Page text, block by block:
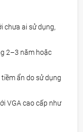
chưa ai sử dụng,
2–3 năm hoặc
ẩn do sử dụng
VGA cao cấp như